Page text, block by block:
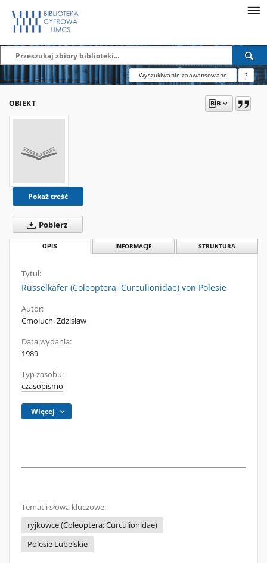
Wyszukiwanie zaawansowane ?
OBIEKT
Pokaż treść
Pobierz
OPIS INFORMACJE STRUKTURA
Tytuł:
Rüsselkäfer (Coleoptera, Curculionidae) von Polesie
Autor:
Cmoluch, Zdzisław
Data wydania:
1989
Typ zasobu:
czasopismo
Więcej
Temat i słowa kluczowe:
ryjkowce (Coleoptera: Curculionidae)
Polesie Lubelskie